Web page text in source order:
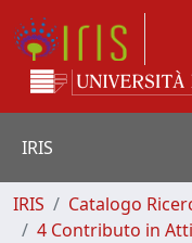
IRIS
IRIS
Catalogo
4 Contributo in